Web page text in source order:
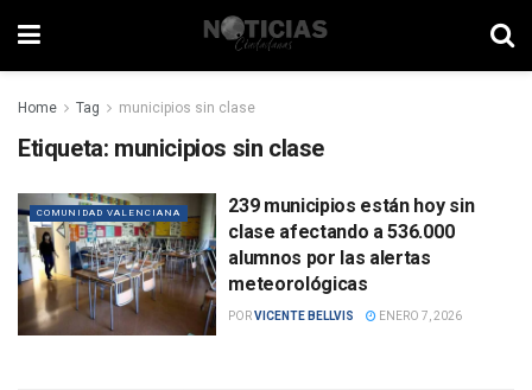
Home Tag municipios sin clase
Etiqueta: municipios sin clase
COMUNIDAD VALENCIANA
239 municipios están hoy sin
clase afectando a 536.000
alumnos por las alertas
meteorológicas
PORVICENTE BELLVIS ENERO 7, 2026